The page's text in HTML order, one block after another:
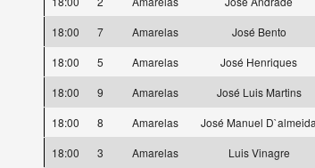
18:00
7 Amarelas José Bento
18:00
5 Amarelas José Henriques
18:00
9 Amarelas José Luis Martins
18:00
8 Amarelas José Manuel D`almeida
18:00
3 Amarelas Luis Vinagre